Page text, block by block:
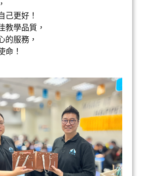
己更好！
教學品質，
的服務，
命！